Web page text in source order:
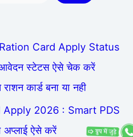
Card Apply Status
आवेदन स्टेटस ऐसे चेक करें
कार्ड बना या नही
Apply 2026 : Smart PDS
अप्लाई ऐसे करें